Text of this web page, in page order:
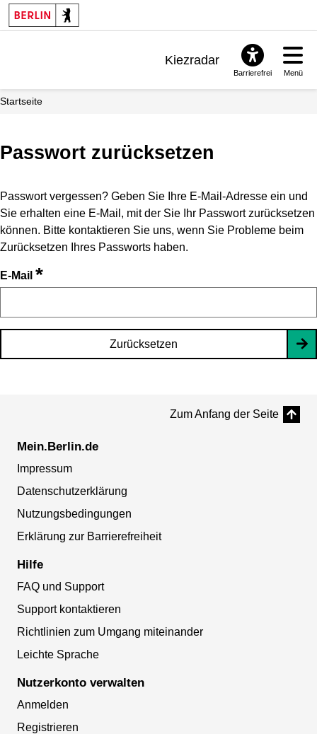
Kiezradar
Barrierefrei Menü
Startseite
Passwort zurücksetzen
Passwort vergessen? Geben Sie Ihre E-Mail-Adresse ein und
Sie erhalten eine E-Mail, mit der Sie Ihr Passwort zurücksetzen
können. Bitte kontaktieren Sie uns, wenn Sie Probleme beim
Zurücksetzen Ihres Passworts haben.
E-Mail *
Zurücksetzen
Zum Anfang der Seite
Mein.Berlin.de
Impressum
Datenschutzerklärung
Nutzungsbedingungen
Erklärung zur Barrierefreiheit
Hilfe
FAQ und Support
Support kontaktieren
Richtlinien zum Umgang miteinander
Leichte Sprache
Nutzerkonto verwalten
Anmelden
Registrieren